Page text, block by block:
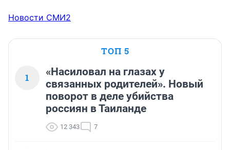
Новости СМИ2
ТОП 5
1
«Насиловал на глазах у
связанных родителей». Новый
поворот в деле убийства
россиян в Таиланде
12 343 7